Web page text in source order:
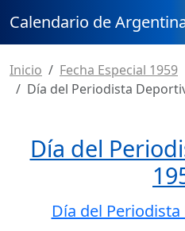
Calendario de
Inicio
Fecha Especial 1959
Día del Periodista
Día del
Día del